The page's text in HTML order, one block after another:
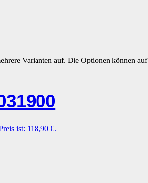
Varianten auf. Die Optionen können
ist: 118,90 €.